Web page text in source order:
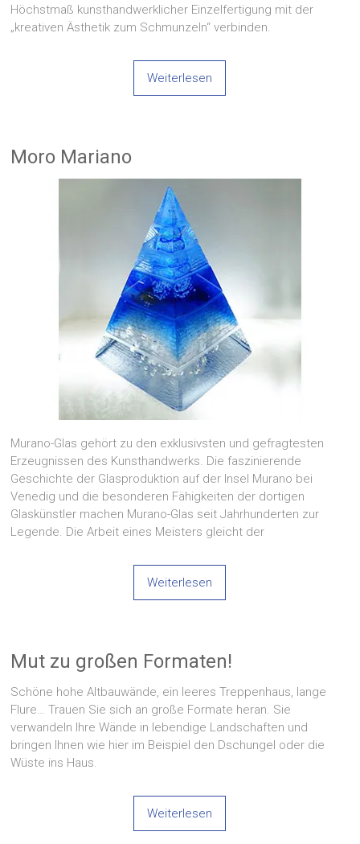
Höchstmaß kunsthandwerklicher Einzelfertigung mit der
„kreativen Ästhetik zum Schmunzeln“ verbinden.
Weiterlesen
Moro Mariano
Murano-Glas gehört zu den exklusivsten und gefragtesten
Erzeugnissen des Kunsthandwerks. Die faszinierende
Geschichte der Glasproduktion auf der Insel Murano bei
Venedig und die besonderen Fähigkeiten der dortigen
Glaskünstler machen Murano-Glas seit Jahrhunderten zur
Legende. Die Arbeit eines Meisters gleicht der
Weiterlesen
Mut zu großen Formaten!
Schöne hohe Altbauwände, ein leeres Treppenhaus, lange
Flure… Trauen Sie sich an große Formate heran. Sie
verwandeln Ihre Wände in lebendige Landschaften und
bringen Ihnen wie hier im Beispiel den Dschungel oder die
Wüste ins Haus.
Weiterlesen